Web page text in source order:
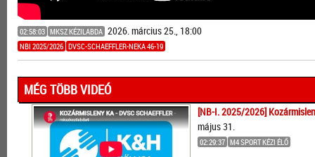
02:58:03 MKSZ KÉZILABDA 2026. március 25., 18:00
NBI 2025/2026 DVSC-SCHAEFFLER-NEKA 46-19
MÉG TÖBB VIDEÓ
[NB-I. 2025/2026]
május 31.
02:29:37 M4 SPORT KÉZI ÉLŐ